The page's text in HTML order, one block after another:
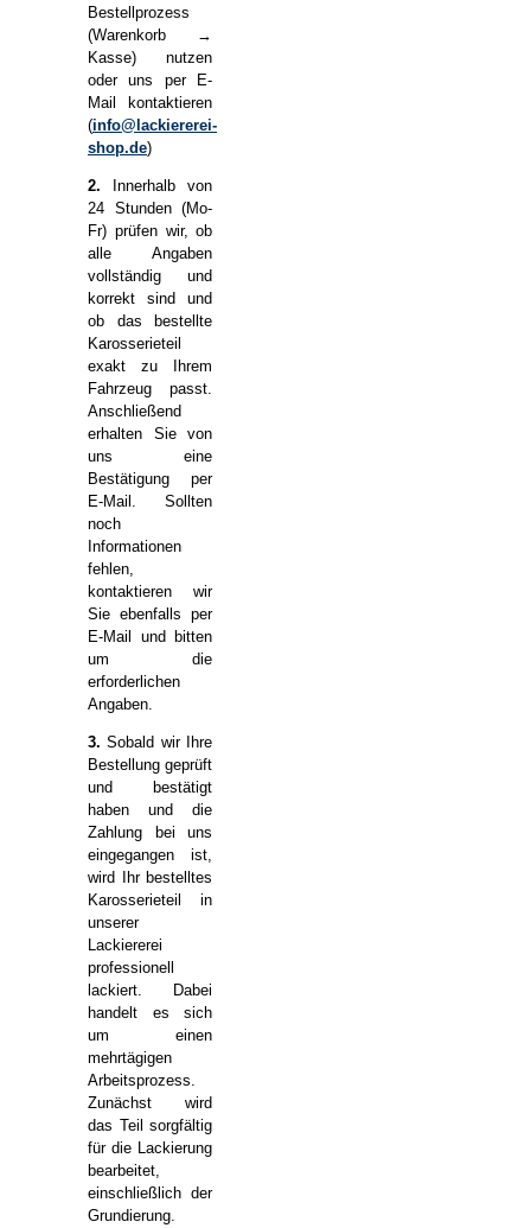
Bestellprozess
(Warenkorb →
Kasse) nutzen
oder uns per E-
Mail kontaktieren
(info@lackiererei-
shop.de)
2. Innerhalb von
24 Stunden (Mo-
Fr) prüfen wir, ob
alle Angaben
vollständig und
korrekt sind und
ob das bestellte
Karosserieteil
exakt zu Ihrem
Fahrzeug passt.
Anschließend
erhalten Sie von
uns eine
Bestätigung per
E-Mail. Sollten
noch
Informationen
fehlen,
kontaktieren wir
Sie ebenfalls per
E-Mail und bitten
um die
erforderlichen
Angaben.
3. Sobald wir Ihre
Bestellung geprüft
und bestätigt
haben und die
Zahlung bei uns
eingegangen ist,
wird Ihr bestelltes
Karosserieteil in
unserer
Lackiererei
professionell
lackiert. Dabei
handelt es sich
um einen
mehrtägigen
Arbeitsprozess.
Zunächst wird
das Teil sorgfältig
für die Lackierung
bearbeitet,
einschließlich der
Grundierung.